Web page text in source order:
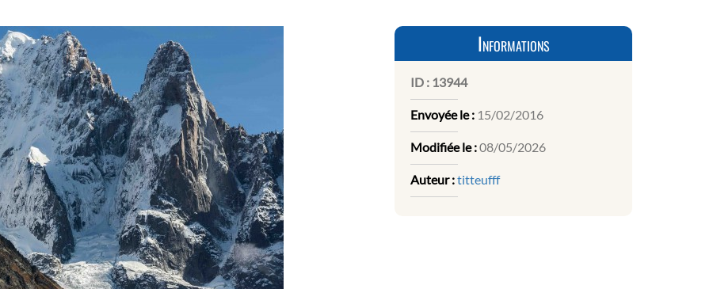
Informations
ID : 13944
Envoyée le : 15/02/2016
Modifiée le :08/05/2026
Auteur :titteufff